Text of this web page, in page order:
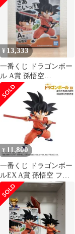
¥ 13,333
一番くじ ドラゴンボー
ル A賞 孫悟空
MASTERLISE フィギュ
ア 未開封
¥ 11,800
一番くじ ドラゴンボー
ルEX A賞 孫悟空 フィ
ギュア 新品未開封